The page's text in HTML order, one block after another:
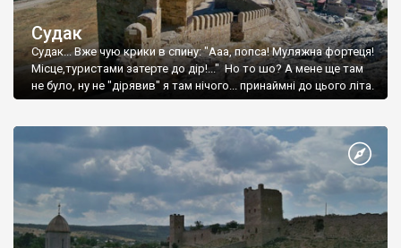
Судак
Судак... Вже чую крики в спину: "Ааа, попса! Муляжна фортеця!
Місце,туристами затерте до дір!..." Но то шо? А мене ще там
не було, ну не "дірявив" я там нічого... принаймні до цього літа.